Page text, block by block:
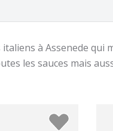
à Assenede
les sauces mais